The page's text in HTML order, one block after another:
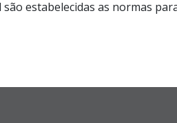
estabelecidas as normas